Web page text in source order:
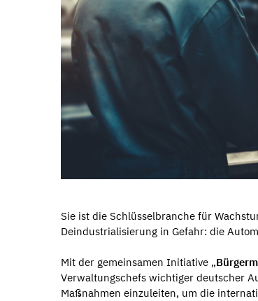
Sie ist die Schlüsselbranche für
Deindustrialisierung in Gefahr: die
Mit der gemeinsamen Initiative „
Verwaltungschefs wichtiger deutscher
Maßnahmen einzuleiten, um die